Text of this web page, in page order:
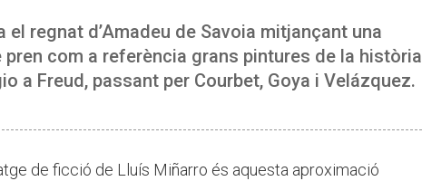
regnat d’Amadeu de Savoia mitjançant una
com a referència grans pintures de la història
a Freud, passant per Courbet, Goya i Velázquez.
de ficció de Lluís Miñarro és aquesta aproximació